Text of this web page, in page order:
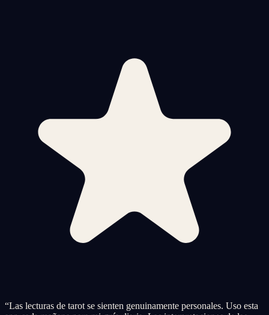
“Las lecturas de tarot se sienten genuinamente personales. Uso esta